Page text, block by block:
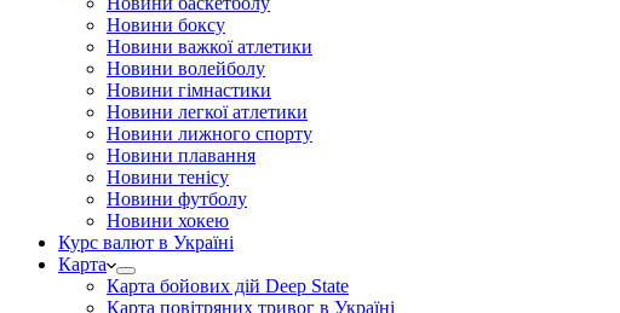
Новини боксу
Новини важкої атлетики
Новини волейболу
Новини гімнастики
Новини легкої атлетики
Новини лижного спорту
Новини плавання
Новини тенісу
Новини футболу
Новини хокею
Курс валют в Україні
Карта
Карта бойових дій Deep State
Карта повітряних тривог в Україні